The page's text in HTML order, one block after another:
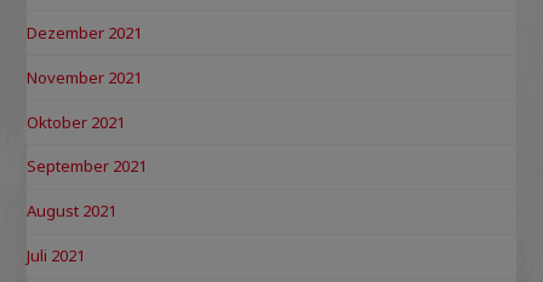
Dezember 2021
November 2021
Oktober 2021
September 2021
August 2021
Juli 2021